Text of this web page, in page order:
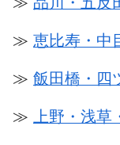
≫ 恵比寿・中
≫ 飯田橋・四
≫ 上野・浅